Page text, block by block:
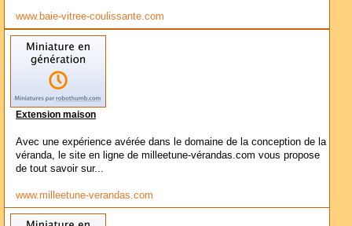
www.baie-vitree-coulissante.com
Extension maison
Avec une expérience avérée dans le domaine de la conception de la
véranda, le site en ligne de milleetune-vérandas.com vous propose
de tout savoir sur...
www.milleetune-verandas.com